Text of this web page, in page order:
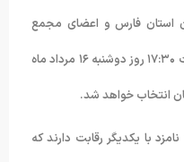
استان فارس و اعضای مجمع
انتخاباتی هیات شنای استان فارس ساعت ١٧:٣۰ روز دوشنبه ١۶ مرداد ماه
انتخاب خواهد شد.
ریاست هیات شنای استان فارس ۵ نامزد با یکدیگر رقابت دارند که